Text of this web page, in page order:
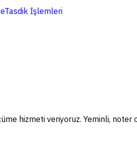
Tasdik İşlemleri
hizmeti veriyoruz. Yeminli,